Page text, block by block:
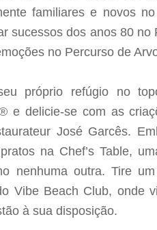
familiares e novos
sucessos dos anos 80
no Percurso de
próprio refúgio no
e delicie-se com as
José Garcês.
na Chef’s Table,
nenhuma outra. Tire
Vibe Beach Club, onde
à sua disposição.